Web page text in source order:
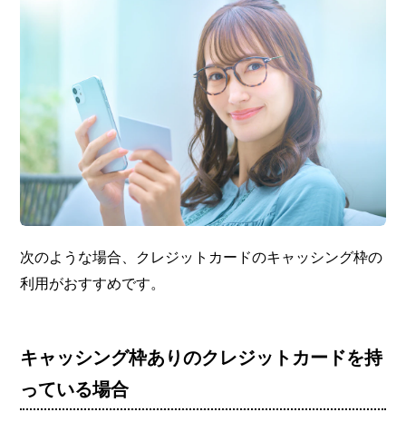
次のような場合、クレジットカードのキャッシング枠の
利用がおすすめです。
キャッシング枠ありのクレジットカードを持
っている場合